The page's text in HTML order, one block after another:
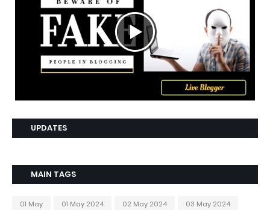
UPDATES
MAIN TAGS
01 May 01 May 2024 02 May 2024
03 May 2024